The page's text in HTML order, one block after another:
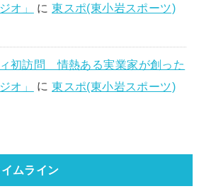
オ」
に東スポ(東小岩スポーツ)
初訪問 情熱ある実業家が創った
オ」
に東スポ(東小岩スポーツ)
ムライン